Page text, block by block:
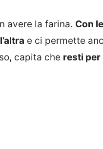
avere la farina. Con
e ci permette
capita che resti